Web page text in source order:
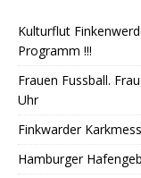
Kulturflut
Programm !!!
Frauen Fussball.
Uhr
Finkwarder
Hamburger